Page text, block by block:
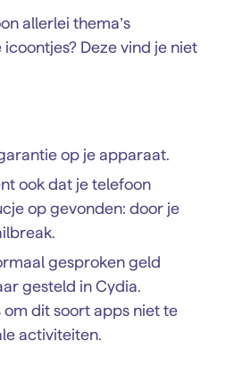
allerlei thema’s
Deze vind je niet
op je apparaat.
ook dat je telefoon
op gevonden: door je
gesproken geld
gesteld in Cydia.
om dit soort apps niet te
activiteiten.